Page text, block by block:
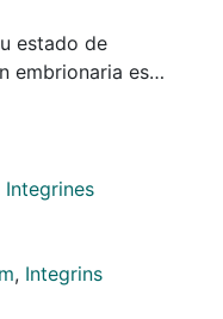
estado de
embrionaria es
de la mujer. No
para valorar
para implantar
constituye
interés. Se ha
Integrines
, Integrins